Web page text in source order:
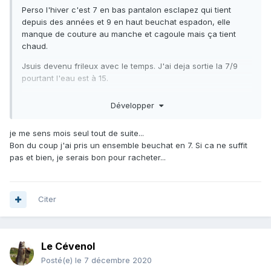
Perso l'hiver c'est 7 en bas pantalon esclapez qui tient
depuis des années et 9 en haut beuchat espadon, elle
manque de couture au manche et cagoule mais ça tient
chaud.
Jsuis devenu frileux avec le temps. J'ai deja sortie la 7/9
pourtant l'eau est à 15.
Développer
je me sens mois seul tout de suite...
Bon du coup j'ai pris un ensemble beuchat en 7. Si ca ne suffit
pas et bien, je serais bon pour racheter...
Citer
Le Cévenol
Posté(e) le 7 décembre 2020